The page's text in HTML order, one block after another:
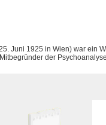
Juni 1925 in Wien) war ein
der